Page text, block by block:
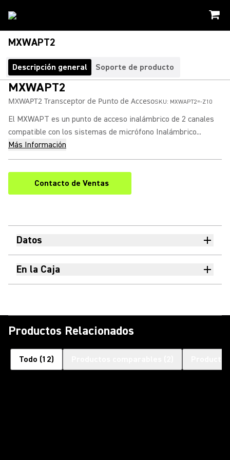
MXWAPT2
Descripción general Soporte de producto
MXWAPT2
MXWAPT2 Transceptor de Punto de AccesoSKU: MXWAPT2=-Z10
El MXWAPT es un punto de acceso inalámbrico de 2 canales
compatible con los sistemas de micrófono Inalámbrico...
Más Información
Contacto de Ventas
Datos
En la Caja
Productos Relacionados
Todo (12)